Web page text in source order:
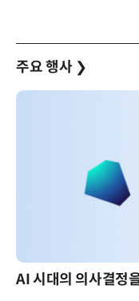
주요 행사 ❯